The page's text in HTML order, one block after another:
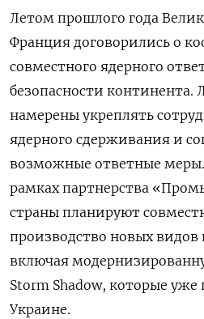
Летом прошлого года
Франция договорились о
совместного ядерного
безопасности
намерены укреплять
ядерного сдерживания и
возможные ответные
рамках партнерства
страны планируют
производство новых
включая
Storm Shadow, которые уже
Украине.